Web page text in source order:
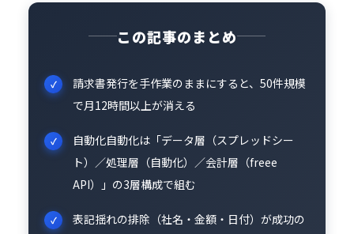
この記事のまとめ
請求書発行を手作業のままにすると、50件規模
で月12時間以上が消える
自動化自動化は「データ層（スプレッドシー
ト）／処理層（自動化）／会計層（freee
API）」の3層構成で組む
表記揺れの排除（社名・金額・日付）が成功の